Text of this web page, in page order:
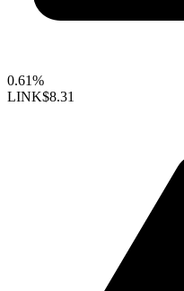
0.61%
LINK$8.31